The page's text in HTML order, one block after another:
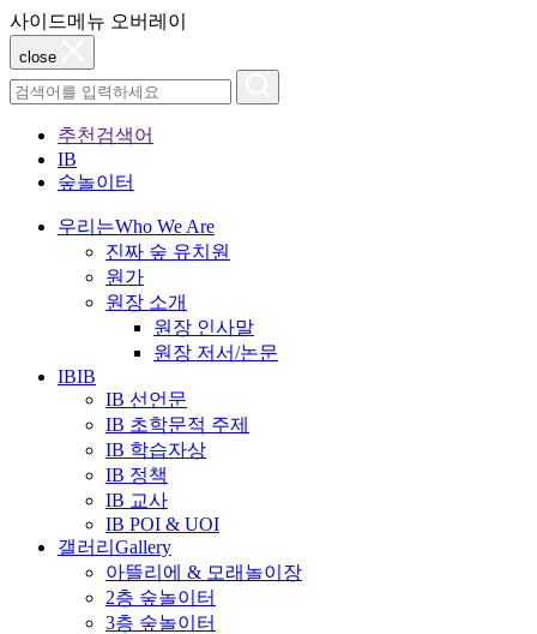
사이드메뉴 오버레이
close
추천검색어
IB
숲놀이터
우리는Who We Are
진짜 숲 유치원
원가
원장 소개
원장 인사말
원장 저서/논문
IBIB
IB 선언문
IB 초학문적 주제
IB 학습자상
IB 정책
IB 교사
IB POI & UOI
갤러리 Gallery
아뜰리에 & 모래놀이장
2층 숲놀이터
3층 숲놀이터